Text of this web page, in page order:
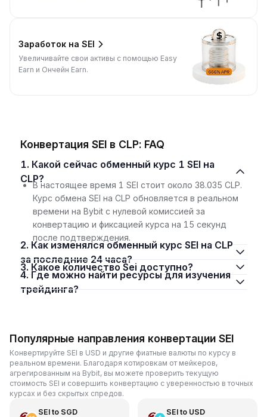
Заработок на SEI
Увеличивайте свои активы с помощью Easy
Earn и Ончейн Earn.
Конвертация SEI в CLP: FAQ
1. Какой сейчас обменный курс 1 SEI на
CLP?
В настоящее время 1 SEI стоит около 38.035 CLP.
Курс обмена SEI на CLP обновляется в реальном
времени на Bybit с нулевой комиссией за
конвертацию и фиксацией курса на 15 секунд
после подтверждения.
2. Как изменялся обменный курс SEI на CLP
за последние 24 часа?
3. Какое количество Sei доступно?
4. Где можно найти ресурсы для изучения
трейдинга?
Популярные направления конвертации SEI
Конвертируйте SEI в USD и другие фиатные валюты по курсу в
реальном времени. Благодаря котировкам от мейкеров,
агрегированным на Bybit, вы можете проверить текущую
стоимость SEI и совершить конвертацию с уверенностью в точных
курсах и без скрытых спредов.
SEIto SGD SEIto USD